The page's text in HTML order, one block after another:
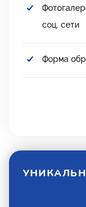
соц. сети
Форма